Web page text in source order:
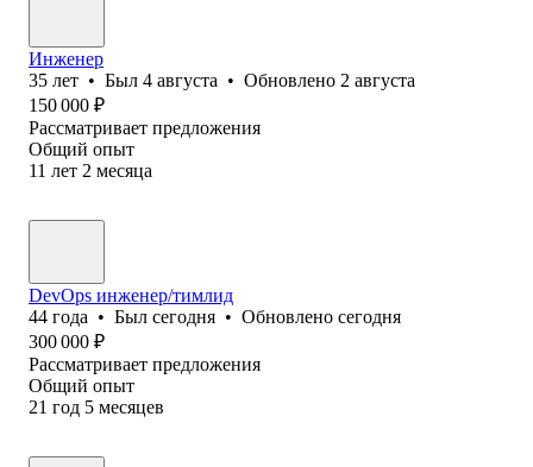
Инженер
35 лет • Был 4 августа • Обновлено 2 августа
150 000 ₽
Рассматривает предложения
Общий опыт
11 лет 2 месяца
DevOps инженер/тимлид
44 года • Был сегодня • Обновлено сегодня
300 000 ₽
Рассматривает предложения
Общий опыт
21 год 5 месяцев